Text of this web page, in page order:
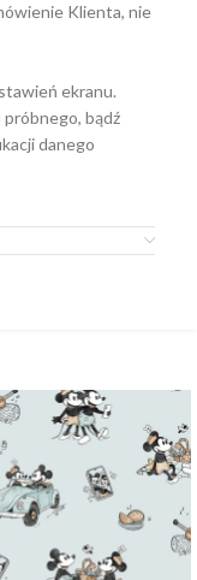
Klienta, nie
ekranu.
bądź
danego